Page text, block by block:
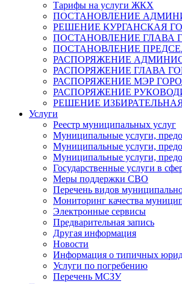
Тарифы на услуги ЖКХ
ПОСТАНОВЛЕНИЕ
РЕШЕНИЕ КУРГАНСКАЯ
ПОСТАНОВЛЕНИЕ ГЛАВА
ПОСТАНОВЛЕНИЕ
РАСПОРЯЖЕНИЕ
РАСПОРЯЖЕНИЕ ГЛАВА
РАСПОРЯЖЕНИЕ МЭР
РАСПОРЯЖЕНИЕ
РЕШЕНИЕ
Услуги
Реестр муниципальных услуг
Муниципальные услуги,
Муниципальные услуги,
Муниципальные услуги,
Государственные услуги в
Меры поддержки СВО
Перечень видов
Мониторинг качества
Электронные сервисы
Предварительная запись
Другая информация
Новости
Информация о типичных
Услуги по погребению
Перечень МСЗУ